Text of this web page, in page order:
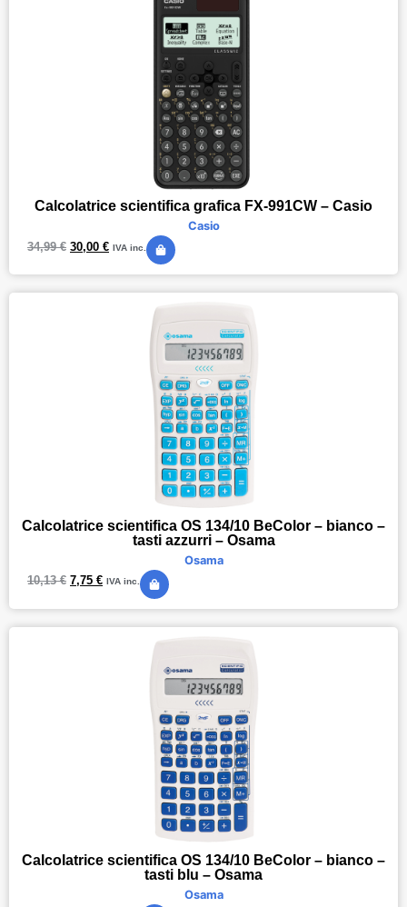
Calcolatrice scientifica grafica FX-991CW – Casio
Casio
34,99€ 30,00 € IVA inc.
Calcolatrice scientifica OS 134/10 BeColor – bianco –
tasti azzurri – Osama
Osama
10,13€ 7,75 € IVA inc.
Calcolatrice scientifica OS 134/10 BeColor – bianco –
tasti blu – Osama
Osama